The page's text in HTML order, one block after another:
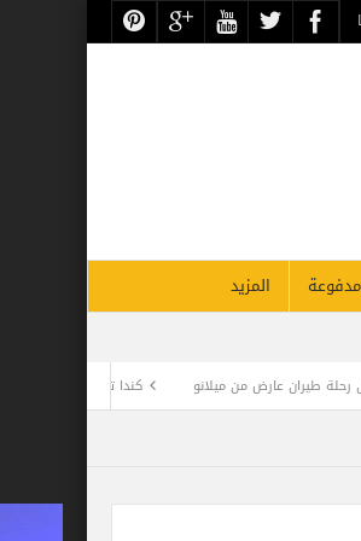
المزيد
كندا تمنح تصاريح إقامة دائمة غير مسبوقة في 2022.. ومطلوب 1.5 مليون مهاجر حتى 2025